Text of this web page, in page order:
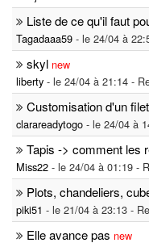
Liste de ce qu'il faut
Tagadaaa59 - le 24/04 à
skyl new
liberty - le 24/04 à 21:14 -
Customisation d'un
clarareadytogo - le 24/04 à
Tapis -> comment les
Miss22 - le 24/04 à 01:19 -
Plots, chandeliers,
piki51 - le 21/04 à 23:13 -
Elle avance pas new